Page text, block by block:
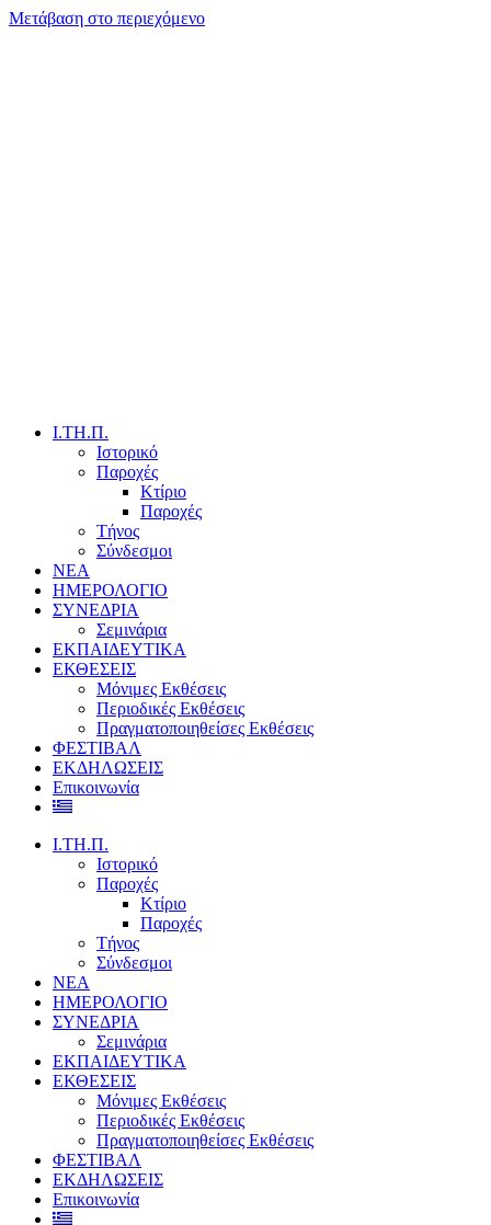
Μετάβαση στο περιεχόμενο
Ι.ΤΗ.Π.
Ιστορικό
Παροχές
Κτίριο
Παροχές
Τήνος
Σύνδεσμοι
ΝΕΑ
ΗΜΕΡΟΛΟΓΙΟ
ΣΥΝΕΔΡΙΑ
Σεμινάρια
ΕΚΠΑΙΔΕΥΤΙΚΑ
ΕΚΘΕΣΕΙΣ
Μόνιμες Εκθέσεις
Περιοδικές Εκθέσεις
Πραγματοποιηθείσες Εκθέσεις
ΦΕΣΤΙΒΑΛ
ΕΚΔΗΛΩΣΕΙΣ
Επικοινωνία
Ι.ΤΗ.Π.
Ιστορικό
Παροχές
Κτίριο
Παροχές
Τήνος
Σύνδεσμοι
ΝΕΑ
ΗΜΕΡΟΛΟΓΙΟ
ΣΥΝΕΔΡΙΑ
Σεμινάρια
ΕΚΠΑΙΔΕΥΤΙΚΑ
ΕΚΘΕΣΕΙΣ
Μόνιμες Εκθέσεις
Περιοδικές Εκθέσεις
Πραγματοποιηθείσες Εκθέσεις
ΦΕΣΤΙΒΑΛ
ΕΚΔΗΛΩΣΕΙΣ
Επικοινωνία